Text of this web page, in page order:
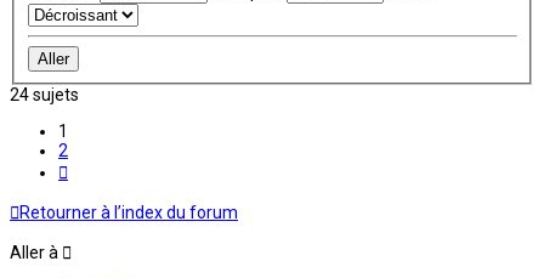
24 sujets
1
2
Retourner à l’index du forum
Aller à